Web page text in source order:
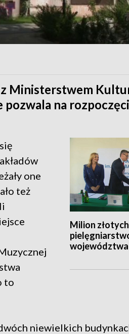
Ministerstwem
na
Milion
województwa
one
też
to
niewielkich